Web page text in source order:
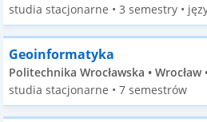
studia stacjonarne • 3 semestry •
Geoinformatyka
Politechnika Wrocławska • Wrocław
studia stacjonarne • 7 semestrów